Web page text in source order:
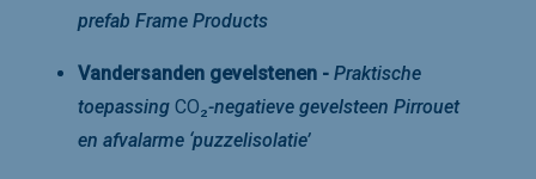
prefab Frame Products
Vandersanden gevelstenen - Praktische
toepassing CO₂-negatieve gevelsteen Pirrouet
en afvalarme ‘puzzelisolatie’